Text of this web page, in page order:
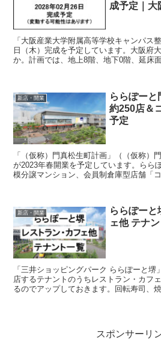
成予定｜大
「大阪産業大学附属高等学校キャンパス
日（木）完成を予定しています。大阪府
か。計画では、地上8階、地下0階、延床
新店・開業
ららぽーと
約250店＆
予定
「（仮称）門真松生町計画」（（仮称）
が2023年春開業を予定しています。らら
模分譲マンション、会員制倉庫型店舗「
和薬品株式会社の事業所、という構成。
新店・開業
ららぽーと
ェ他 テナ
「三井ショッピングパーク ららぽーと堺
店するテナントのうちレストラン・カフ
るのでアップしておきます。回転寿司、
華料理、韓国料理、洋食、お好み焼き、
スポンサーリ